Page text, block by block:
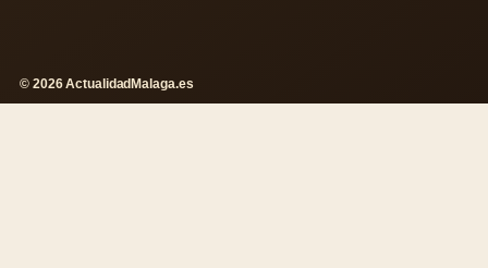
© 2026 ActualidadMalaga.es